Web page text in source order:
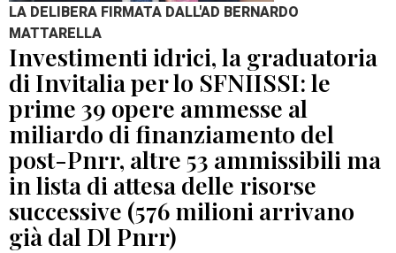
LA DELIBERA FIRMATA DALL'AD BERNARDO
MATTARELLA
Investimenti idrici, la graduatoria
di Invitalia per lo SFNIISSI: le
prime 39 opere ammesse al
miliardo di finanziamento del
post-Pnrr, altre 53 ammissibili ma
in lista di attesa delle risorse
successive (576 milioni arrivano
già dal Dl Pnrr)